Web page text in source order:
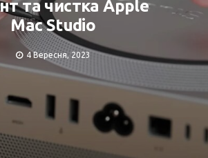
та чистка Apple
Mac Studio
4 Вересня, 2023